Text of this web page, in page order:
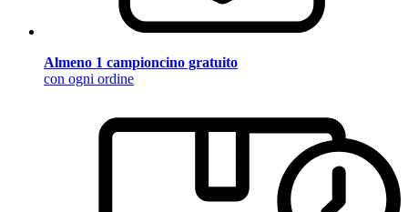
Almeno 1 campioncino gratuito
con ogni ordine